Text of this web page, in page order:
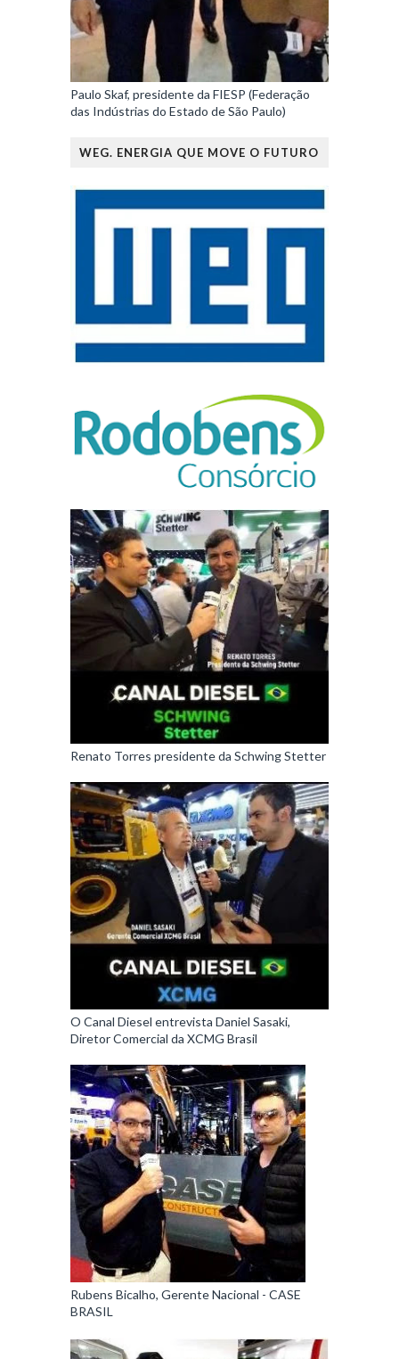
Paulo Skaf, presidente da FIESP (Federação
das Indústrias do Estado de São Paulo)
WEG. ENERGIA QUE MOVE O FUTURO
Renato Torres presidente da Schwing Stetter
O Canal Diesel entrevista Daniel Sasaki,
Diretor Comercial da XCMG Brasil
Rubens Bicalho, Gerente Nacional - CASE
BRASIL